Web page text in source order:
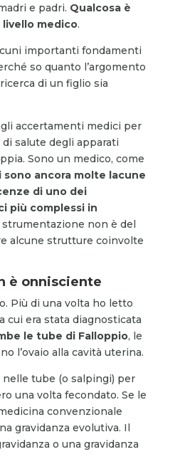
e padri. Qualcosa è
livello medico.
importanti fondamenti
so quanto l’argomento
di un figlio sia
accertamenti medici per
salute degli apparati
Sono un medico, come
sono ancora molte lacune
di uno dei
più complessi in
strumentazione non è del
alcune strutture coinvolte
è onnisciente
Più di una volta ho letto
cui era stata diagnosticata
le tube di Falloppio, le
l’ovaio alla cavità uterina.
nelle tube (o salpingi) per
una volta fecondato. Se le
convenzionale
gravidanza evolutiva. Il
o una gravidanza